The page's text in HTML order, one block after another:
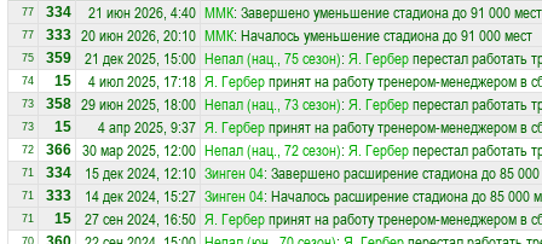
77 334 21 июн 2026, 4:40 ММК: Завершено уменьшение стадиона до 91 000 мест
77 333 20 июн 2026, 20:10 ММК: Началось уменьшение стадиона до 91 000 мест
75 359 21 дек 2025, 15:00 Непал (нац., 75 сезон): Я. Герберперестал работать
74 15 4 июл 2025, 17:18 Я. Герберпринят на работу тренером-менеджером в
73 358 29 июн 2025, 18:00 Непал (нац., 73 сезон): Я. Герберперестал работать
73 15 4 апр 2025, 9:37 Я. Герберпринят на работу тренером-менеджером в
72 366 30 мар 2025, 12:00 Непал (нац., 72 сезон): Я. Герберперестал работать
71 334 15 дек 2024, 12:10 Зинген 04: Завершено расширение стадиона до 85
71 333 14 дек 2024, 15:27 Зинген 04: Началось расширение стадиона до 85 000
71 15 27 сен 2024, 16:50 Я. Герберпринят на работу тренером-менеджером в
70